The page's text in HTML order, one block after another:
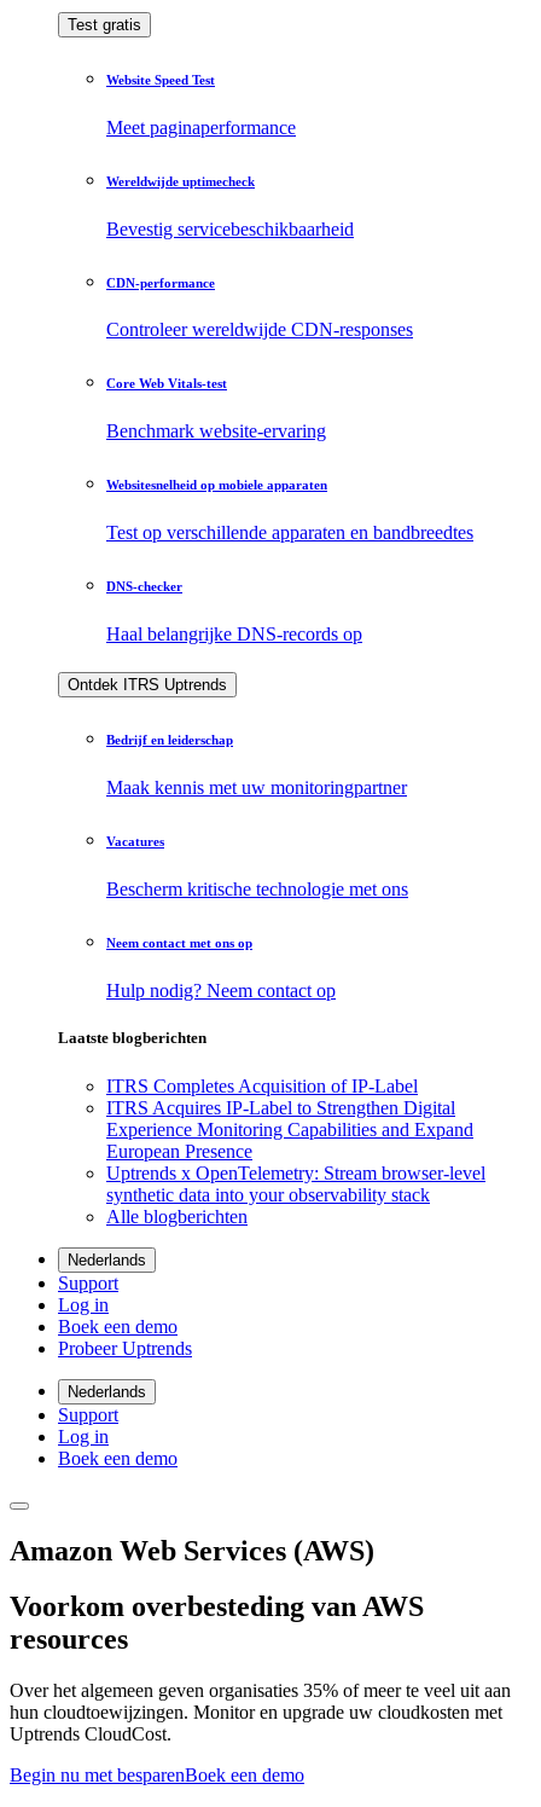
Test gratis
Website Speed Test
Meet paginaperformance
Wereldwijde uptimecheck
Bevestig servicebeschikbaarheid
CDN-performance
Controleer wereldwijde CDN-responses
Core Web Vitals-test
Benchmark website-ervaring
Websitesnelheid op mobiele apparaten
Test op verschillende apparaten en bandbreedtes
DNS-checker
Haal belangrijke DNS-records op
Ontdek ITRS Uptrends
Bedrijf en leiderschap
Maak kennis met uw monitoringpartner
Vacatures
Bescherm kritische technologie met ons
Neem contact met ons op
Hulp nodig? Neem contact op
Laatste blogberichten
ITRS Completes Acquisition of IP-Label
ITRS Acquires IP-Label to Strengthen Digital
Experience Monitoring Capabilities and Expand
European Presence
Uptrends x OpenTelemetry: Stream browser-level
synthetic data into your observability stack
Alle blogberichten
Nederlands
Support
Log in
Boek een demo
Probeer Uptrends
Nederlands
Support
Log in
Boek een demo
Amazon Web Services (AWS)
Voorkom overbesteding van AWS
resources
Over het algemeen geven organisaties 35% of meer te veel uit aan
hun cloudtoewijzingen. Monitor en upgrade uw cloudkosten met
Uptrends CloudCost.
Begin nu met besparenBoek een demo